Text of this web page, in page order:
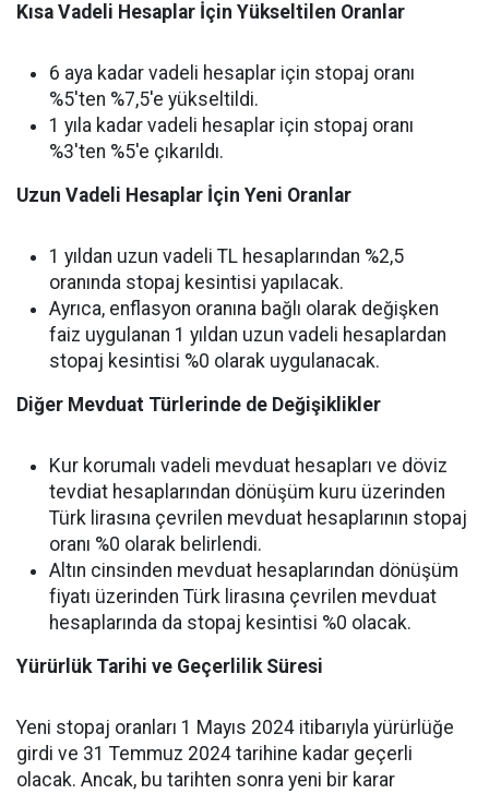
Kısa Vadeli Hesaplar İçin Yükseltilen Oranlar
6 aya kadar vadeli hesaplar için stopaj oranı
%5'ten %7,5'e yükseltildi.
1 yıla kadar vadeli hesaplar için stopaj oranı
%3'ten %5'e çıkarıldı.
Uzun Vadeli Hesaplar İçin Yeni Oranlar
1 yıldan uzun vadeli TL hesaplarından %2,5
oranında stopaj kesintisi yapılacak.
Ayrıca, enflasyon oranına bağlı olarak değişken
faiz uygulanan 1 yıldan uzun vadeli hesaplardan
stopaj kesintisi %0 olarak uygulanacak.
Diğer Mevduat Türlerinde de Değişiklikler
Kur korumalı vadeli mevduat hesapları ve döviz
tevdiat hesaplarından dönüşüm kuru üzerinden
Türk lirasına çevrilen mevduat hesaplarının stopaj
oranı %0 olarak belirlendi.
Altın cinsinden mevduat hesaplarından dönüşüm
fiyatı üzerinden Türk lirasına çevrilen mevduat
hesaplarında da stopaj kesintisi %0 olacak.
Yürürlük Tarihi ve Geçerlilik Süresi
Yeni stopaj oranları 1 Mayıs 2024 itibarıyla yürürlüğe
girdi ve 31 Temmuz 2024 tarihine kadar geçerli
olacak. Ancak, bu tarihten sonra yeni bir karar